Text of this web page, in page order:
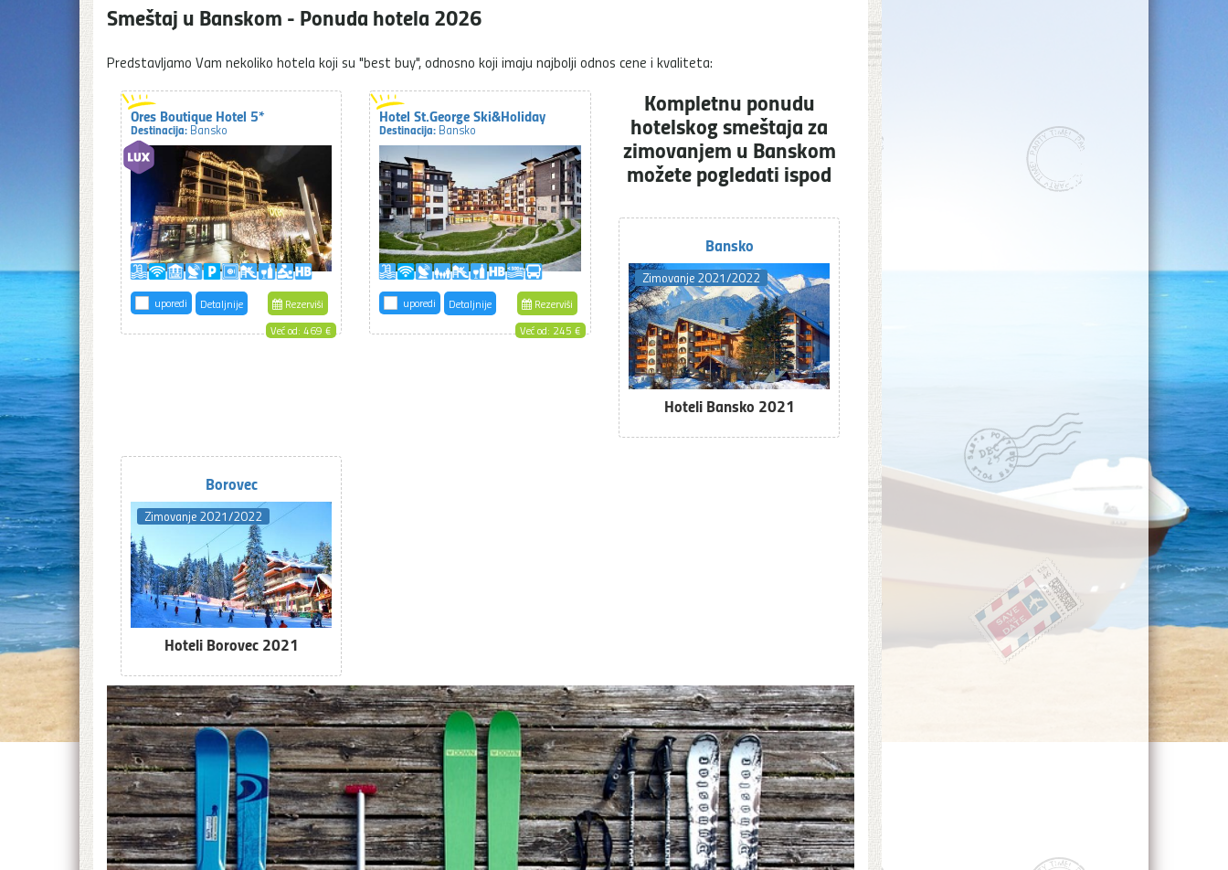
Smeštaj u Banskom - Ponuda hotela 2026
Predstavljamo Vam nekoliko hotela koji su "best buy", odnosno koji imaju najbolji odnos cene i kvaliteta:
Već od: 469 €
Ores Boutique Hotel 5*
Destinacija: Bansko
uporedi Detaljnije
Rezerviši
Već od: 245 €
Hotel St.George Ski&Holiday
Destinacija: Bansko
uporedi Detaljnije Rezerviši
Kompletnu ponudu
hotelskog smeštaja za
zimovanjem u Banskom
možete pogledati ispod
Bansko
Zimovanje 2021/2022
Hoteli Bansko 2021
Borovec
Zimovanje 2021/2022
Hoteli Borovec 2021